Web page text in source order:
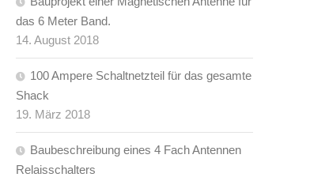
das 6 Meter Band.
14. August 2018
100 Ampere Schaltnetzteil für das gesamte
Shack
19. März 2018
Baubeschreibung eines 4 Fach Antennen
Relaisschalters